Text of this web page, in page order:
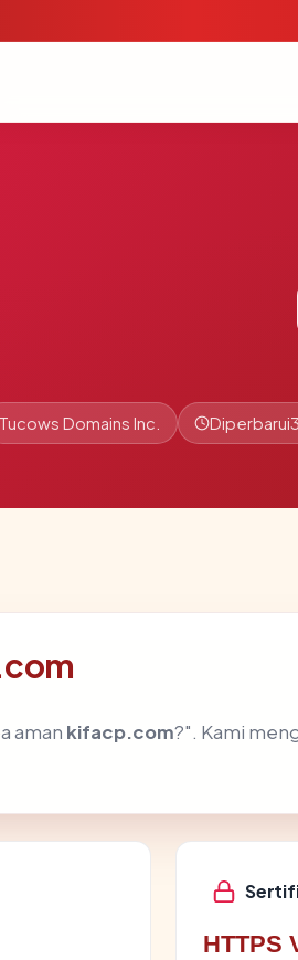
Tucows Domains Inc. Diperbarui
aman kifacp.com?". Kami
HTTPS